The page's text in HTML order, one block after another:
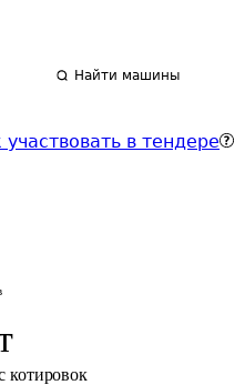
Найти машины
участвовать в тендере
котировок